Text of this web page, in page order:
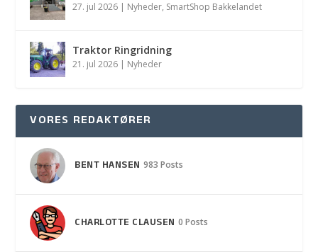
27. jul 2026 | Nyheder, SmartShop Bakkelandet
Traktor Ringridning
21. jul 2026 | Nyheder
VORES REDAKTØRER
BENT HANSEN 983 Posts
CHARLOTTE CLAUSEN 0 Posts